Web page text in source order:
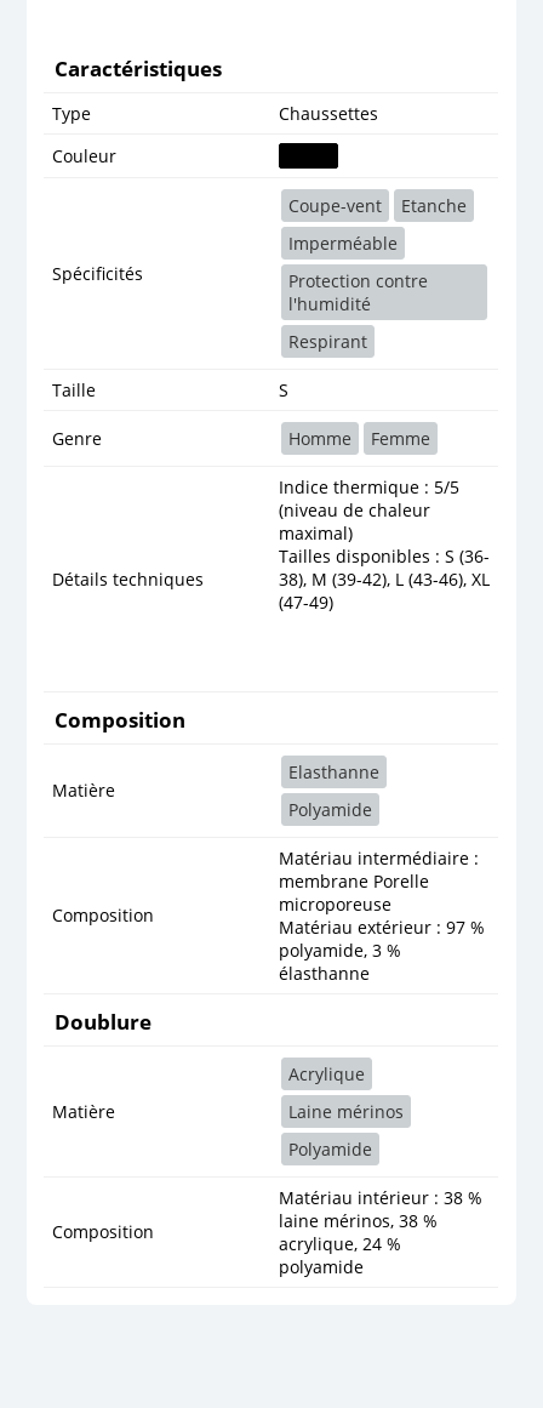
Caractéristiques
Type
Chaussettes
Couleur
Spécificités
Coupe-vent
Etanche
Imperméable
Protection contre
l'humidité
Respirant
Taille S
Genre Homme Femme
Détails techniques
Indice thermique : 5/5
(niveau de chaleur
maximal)
Tailles disponibles : S (36-
38), M (39-42), L (43-46), XL
(47-49)
Composition
Matière
Elasthanne
Polyamide
Composition
Matériau intermédiaire :
membrane Porelle
microporeuse
Matériau extérieur : 97 %
polyamide, 3 %
élasthanne
Doublure
Matière
Acrylique
Laine mérinos
Polyamide
Composition
Matériau intérieur : 38 %
laine mérinos, 38 %
acrylique, 24 %
polyamide